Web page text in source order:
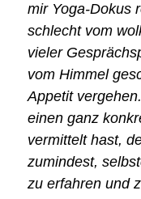
mir Yoga-Dokus
schlecht vom
vieler
vom Himmel
Appetit
einen ganz
vermittelt hast,
zumindest,
zu erfahren und